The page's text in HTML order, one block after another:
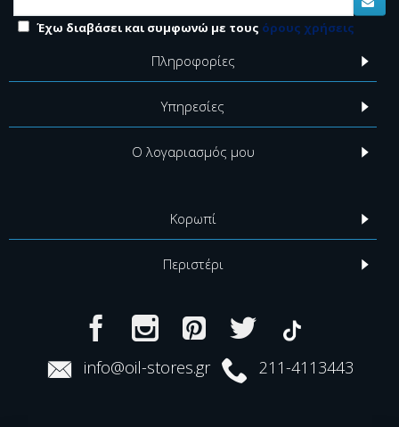
Έχω διαβάσει και συμφωνώ με τους όρους χρήσεις
Πληροφορίες
Υπηρεσίες
Ο λογαριασμός μου
Κορωπί
Περιστέρι
info@oil-stores.gr 211-4113443